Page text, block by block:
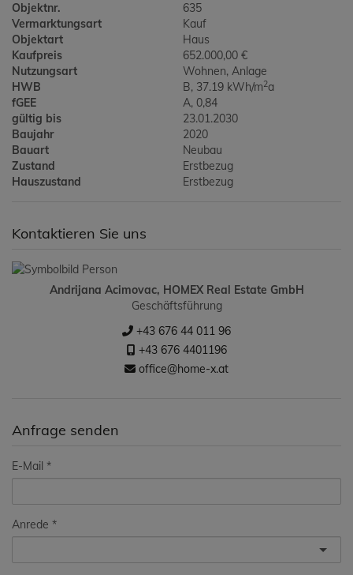
Objektnr.
635
Vermarktungsart
Kauf
Objektart
Haus
Kaufpreis
652.000,00 €
Nutzungsart
Wohnen Anlage
HWB
B, 37.19 kWh/m2a
fGEE
A, 0,84
gültig bis
23.01.2030
Baujahr
2020
Bauart
Neubau
Zustand
Erstbezug
Hauszustand
Erstbezug
Kontaktieren Sie uns
Andrijana Acimovac, HOMEX Real Estate GmbH
Geschäftsführung
+43 676 44 011 96
+43 676 4401196
office@home-x.at
Anfrage senden
E-Mail
Anrede